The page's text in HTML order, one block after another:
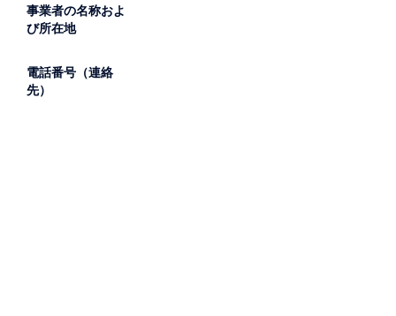
事業者の名称およ
び所在地
電話番号（連絡
先）